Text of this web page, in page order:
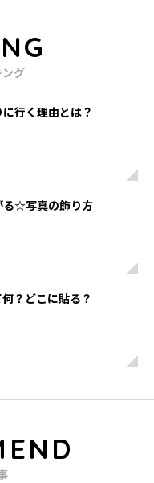
ング
行く理由とは？
る☆写真の飾り方
？どこに貼る？